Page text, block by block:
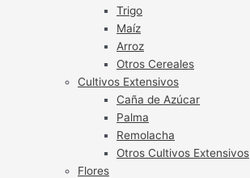
Trigo
Maíz
Arroz
Otros Cereales
Cultivos Extensivos
Caña de Azúcar
Palma
Remolacha
Otros Cultivos Extensivos
Flores